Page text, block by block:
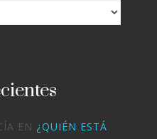
EN ¿QUIÉN ESTÁ